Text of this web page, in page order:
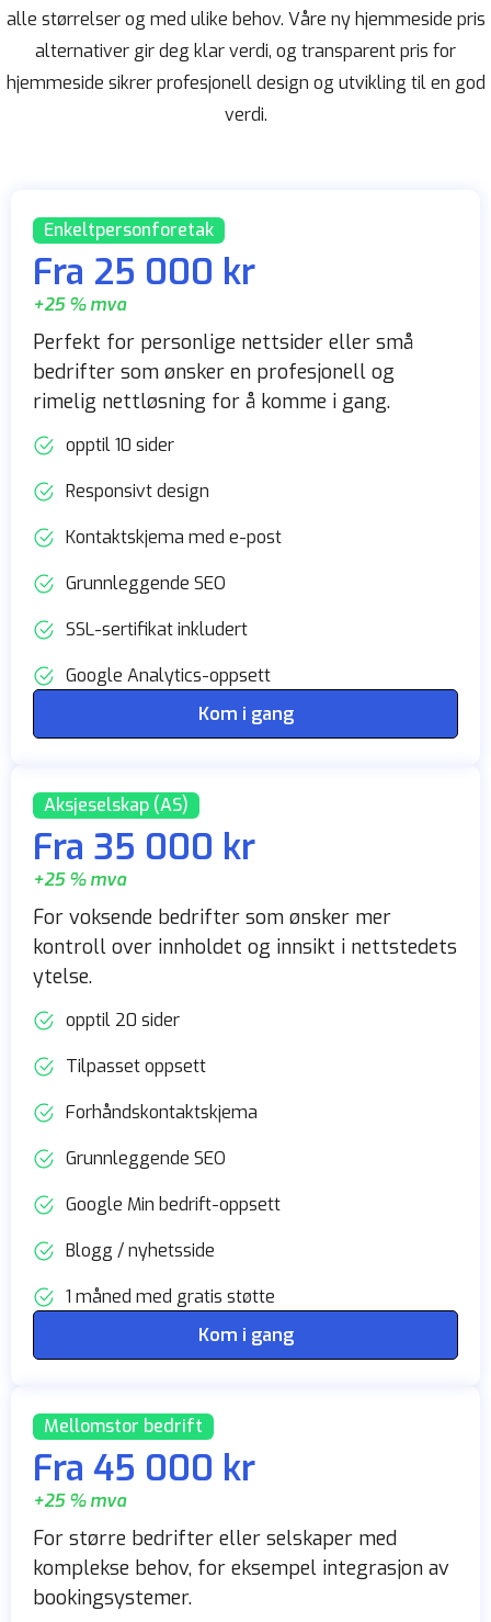
alle størrelser og med ulike behov. Våre ny hjemmeside pris
alternativer gir deg klar verdi, og transparent pris for
hjemmeside sikrer profesjonell design og utvikling til en god
verdi.
Enkeltpersonforetak
Fra 25 000 kr
+25 % mva
Perfekt for personlige nettsider eller små
bedrifter som ønsker en profesjonell og
rimelig nettløsning for å komme i gang.
opptil 10 sider
Responsivt design
Kontaktskjema med e-post
Grunnleggende SEO
SSL-sertifikat inkludert
Google Analytics-oppsett
Kom i gang
Aksjeselskap (AS)
Fra 35 000 kr
+25 % mva
For voksende bedrifter som ønsker mer
kontroll over innholdet og innsikt i nettstedets
ytelse.
opptil 20 sider
Tilpasset oppsett
Forhåndskontaktskjema
Grunnleggende SEO
Google Min bedrift-oppsett
Blogg / nyhetsside
1 måned med gratis støtte
Kom i gang
Mellomstor bedrift
Fra 45 000 kr
+25 % mva
For større bedrifter eller selskaper med
komplekse behov, for eksempel integrasjon av
bookingsystemer.